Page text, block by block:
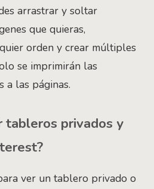
arrastrar y soltar
que quieras,
orden y crear múltiples
se imprimirán las
a las páginas.
tableros privados y
ver un tablero privado o